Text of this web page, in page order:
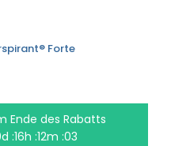
Forte
Ende des Rabatts
:16h :12m :03